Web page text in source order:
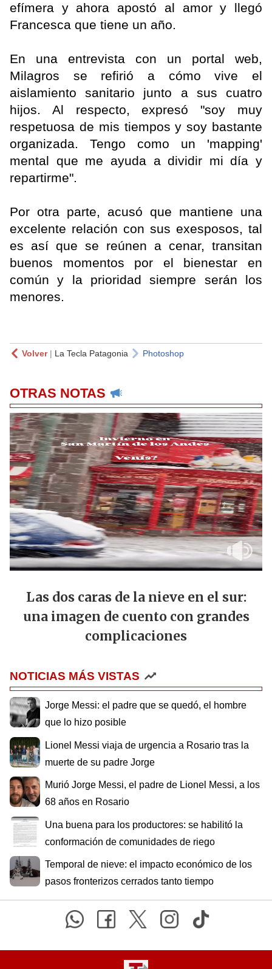
efímera y ahora apostó al amor y llegó
Francesca que tiene un año.
En una entrevista con un portal web,
Milagros se refirió a cómo vive el
aislamiento sanitario junto a sus cuatro
hijos. Al respecto, expresó "soy muy
respetuosa de mis tiempos y soy bastante
organizada. Tengo como un 'mapping'
mental que me ayuda a dividir mi día y
repartirme".
Por otra parte, acusó que mantiene una
excelente relación con sus exesposos, tal
es así que se reúnen a cenar, transitan
buenos momentos por el bienestar en
común y la prioridad siempre serán los
menores.
Volver| La Tecla Patagonia Photoshop
OTRAS NOTAS
Las dos caras de la nieve en el sur:
una imagen de cuento con grandes
complicaciones
NOTICIAS MÁS VISTAS
Jorge Messi: el padre que se quedó, el hombre
que lo hizo posible
Lionel Messi viaja de urgencia a Rosario tras la
muerte de su padre Jorge
Murió Jorge Messi, el padre de Lionel Messi, a los
68 años en Rosario
Una buena para los productores: se habilitó la
conformación de comunidades de riego
Temporal de nieve: el impacto económico de los
pasos fronterizos cerrados tanto tiempo